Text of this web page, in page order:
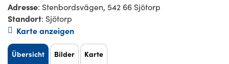
Adresse: Stenbordsvägen, 542 66 Sjötorp
Standort: Sjötorp
Karte anzeigen
Übersicht Bilder Karte